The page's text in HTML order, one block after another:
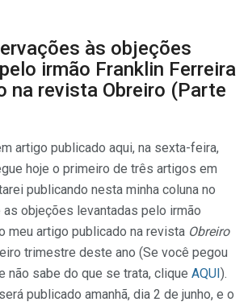
às objeções
irmão Franklin Ferreira
na revista Obreiro (Parte
artigo publicado aqui, na sexta-feira,
hoje o primeiro de três artigos em
publicando nesta minha coluna no
objeções levantadas pelo irmão
meu artigo publicado na revista Obreiro
trimestre deste ano (Se você pegou
não sabe do que se trata, clique AQUI).
publicado amanhã, dia 2 de junho, e o